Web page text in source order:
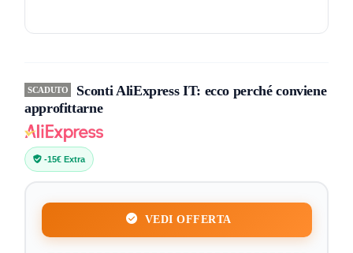
SCADUTO
Sconti AliExpress IT: ecco perché conviene
approfittarne
-15€ Extra
VEDI OFFERTA